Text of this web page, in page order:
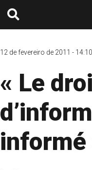
12 de fevereiro de 2011 - 14:10
« Le
informé